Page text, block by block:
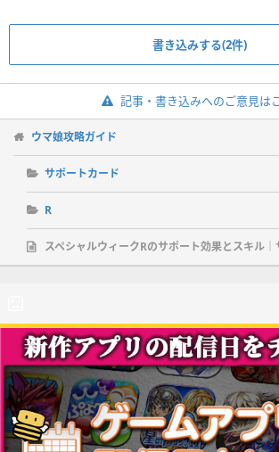
書き込みする(2件)
記事・書き込みへのご意見は
ウマ娘攻略ガイド
サポートカード
R
スペシャルウィークRのサポート効果とスキル